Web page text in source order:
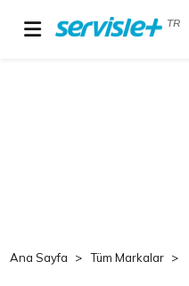
TR
Ana Sayfa Tüm Markalar